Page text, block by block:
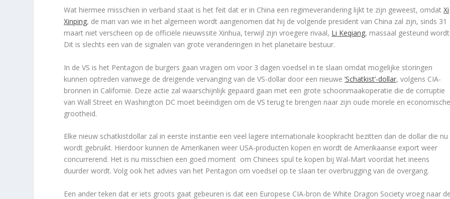
Wat hiermee misschien in verband staat is het feit dat er in China een regimeverandering lijkt te zijn geweest, omdatXi
Xinping, de man van wie in het algemeen wordt aangenomen dat hij de volgende president van China zal zijn, sinds 31
maart niet verscheen op de officiële nieuwssite Xinhua, terwijl zijn vroegere rivaal, Li Keqiang, massaal gesteund
Dit is slechts een van de signalen van grote veranderingen in het planetaire bestuur.
In de VS is het Pentagon de burgers gaan vragen om voor 3 dagen voedsel in te slaan omdat mogelijke storingen
kunnen optreden vanwege de dreigende vervanging van de VS-dollar door een nieuwe‘Schatkist’-dollar, volgens CIA-
bronnen in Californië. Deze actie zal waarschijnlijk gepaard gaan met een grote schoonmaakoperatie die de corruptie
van Wall Street en Washington DC moet beëindigen om de VS terug te brengen naar zijn oude morele en
grootheid.
Elke nieuw schatkistdollar zal in eerste instantie een veel lagere internationale koopkracht bezitten dan de dollar die nu
wordt gebruikt. Hierdoor kunnen de Amerikanen weer USA-producten kopen en wordt de Amerikaanse export weer
concurrerend. Het is nu misschien een goed moment om Chinees spul te kopen bij Wal-Mart voordat het ineens
duurder wordt. Volg ook het advies van het Pentagon om voedsel op te slaan ter overbrugging van de overgang.
Een ander teken dat er iets groots gaat gebeuren is dat een Europese CIA-bron de White Dragon Society vroeg naar